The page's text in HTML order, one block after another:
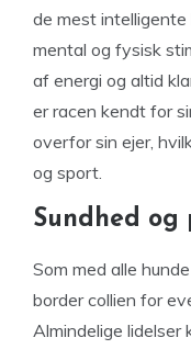
de mest
mental og fysisk
af energi og altid
er racen kendt for
overfor sin ejer,
og sport.
Sundhed og
Som med alle
border collien for
Almindelige lidelser